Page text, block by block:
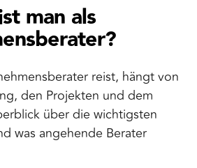
man als
reist, hängt von
den Projekten und dem
über die wichtigsten
was angehende Berater